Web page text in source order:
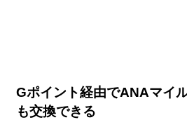
Gポイント経由でANAマイ
も交換できる